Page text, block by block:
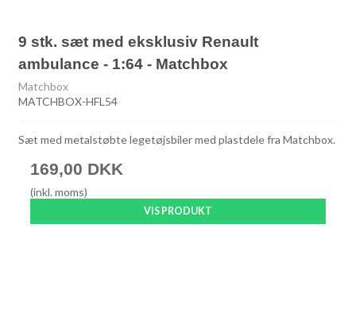
9 stk. sæt med eksklusiv Renault
ambulance - 1:64 - Matchbox
Matchbox
MATCHBOX-HFL54
Sæt med metalstøbte legetøjsbiler med plastdele fra Matchbox.
169,00 DKK
(inkl. moms)
VIS PRODUKT